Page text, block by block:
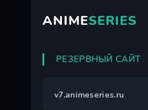
ANIMESERIES
РЕЗЕРВНЫЙ САЙТ
v7.animeseries.ru